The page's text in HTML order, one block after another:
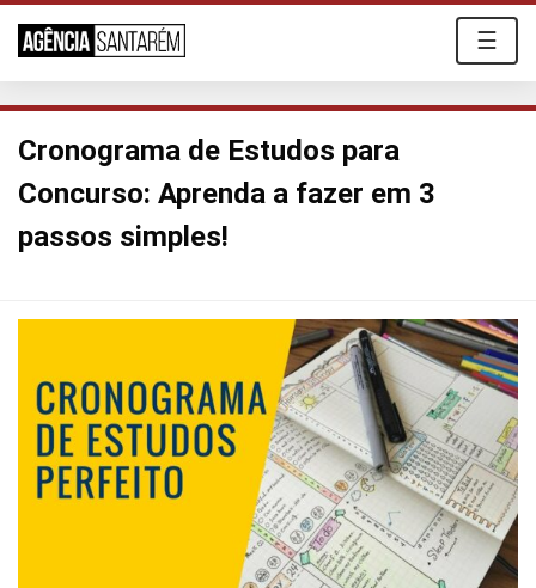
☰
Cronograma de Estudos para
Concurso: Aprenda a fazer em 3
passos simples!